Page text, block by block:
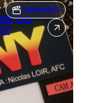
TOURNAGES
DU